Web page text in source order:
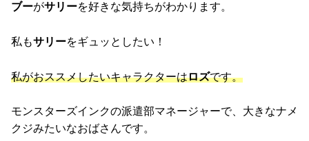
ブーがサリーを好きな気持ちがわかります。
私もサリーをギュッとしたい！
私がおススメしたいキャラクターはロズです。
モンスターズインクの派遣部マネージャーで、大きなナメ
クジみたいなおばさんです。